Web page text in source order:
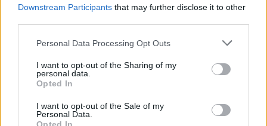
Downstream Participants that may further disclose it to other
Personal Data Processing Opt Outs
I want to opt-out of the Sharing of my
personal data.
Opted In
I want to opt-out of the Sale of my
Personal Data.
Selezioniamo per te
Il meglio di